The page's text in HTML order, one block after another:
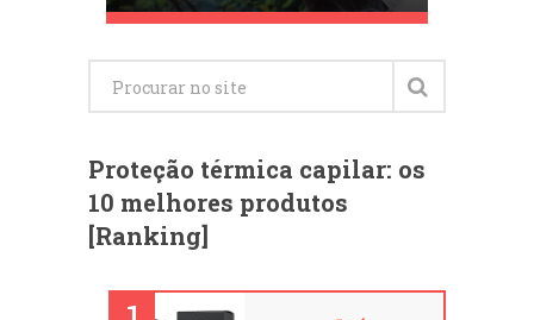
Proteção térmica capilar: os
10 melhores produtos
[Ranking]